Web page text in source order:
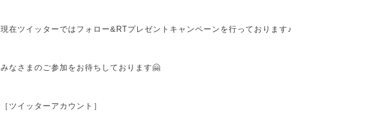
現在ツイッターではフォロー&RTプレゼントキャンペーンを行っております♪
みなさまのご参加をお待ちしております🤗
［ツイッターアカウント］